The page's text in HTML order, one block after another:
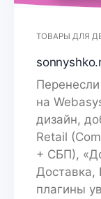
ТОВАРЫ ДЛЯ
на
дизайн,
Retail
+ СБП),
Доставка,
плагины